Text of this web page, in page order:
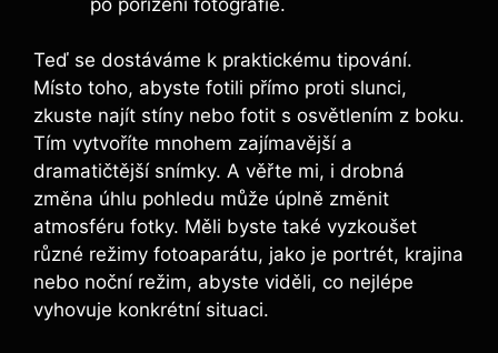
Teď se dostáváme k praktickému tipování.
Místo toho, abyste fotili přímo proti slunci,
zkuste najít stíny nebo fotit s osvětlením z boku.
Tím vytvoříte mnohem zajímavější a
dramatičtější snímky. A věřte mi, i drobná
změna úhlu pohledu může úplně změnit
atmosféru fotky. Měli byste také vyzkoušet
různé režimy fotoaparátu, jako je portrét, krajina
nebo noční režim, abyste viděli, co nejlépe
vyhovuje konkrétní situaci.